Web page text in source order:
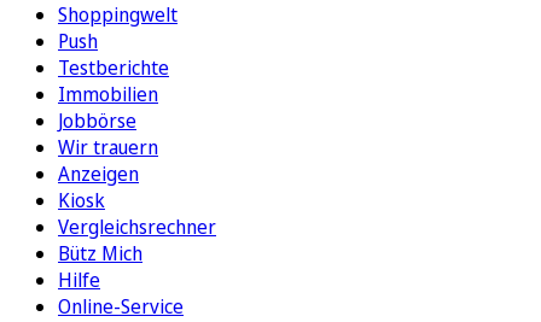
Shoppingwelt
Push
Testberichte
Immobilien
Jobbörse
Wir trauern
Anzeigen
Kiosk
Vergleichsrechner
Bütz Mich
Hilfe
Online-Service